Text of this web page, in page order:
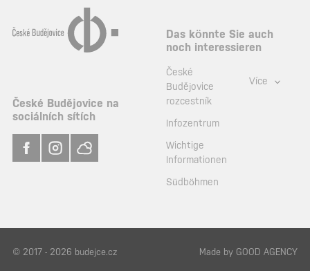
České Budějovice na
sociálních sítích
Das könnte Sie auch
noch interessieren
České
Budějovice
rozcestník
Infozentrum
Wichtige
Informationen
Südböhmen
Více
© 2017 - 2026 budejce.cz Made by GOOD AGENCY